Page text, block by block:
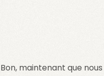
Bon, maintenant que